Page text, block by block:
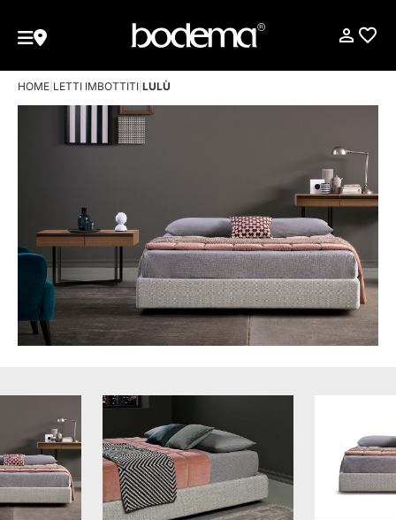
HOME LETTI IMBOTTITI LULÙ